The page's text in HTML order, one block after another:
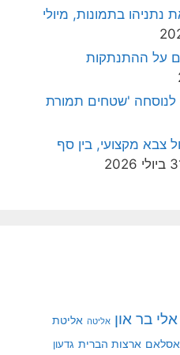
נתניהו בתמונות, מיולי
על ההתנתקות
לנוסחה 'שטחים תמורת
צבא מקצועי, בין סף
2026
אלי בר און אליטה אליטת
אסלאם ארצות הברית גדעון